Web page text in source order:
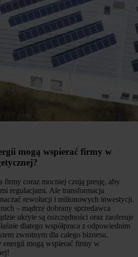
mogą wspierać firmy w
firmy coraz mocniej czują presję, aby
regulacjami. Ale transformacja
rewolucji i milionowych inwestycji.
– mądrze dobrany sprzedawca
ukryte są oszczędności oraz zaoferuje
dlatego współpraca z odpowiednim
zwrotnym dla całego biznesu.
energii mogą wspierać firmy w